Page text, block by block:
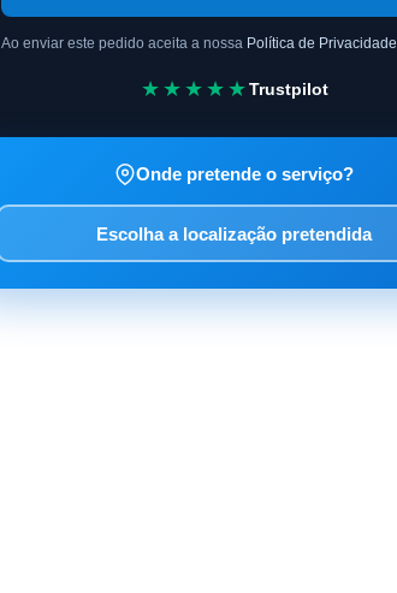
Ao enviar este pedido aceita a nossa Política de Privacidade
★★★★★Trustpilot
Onde pretende o serviço?